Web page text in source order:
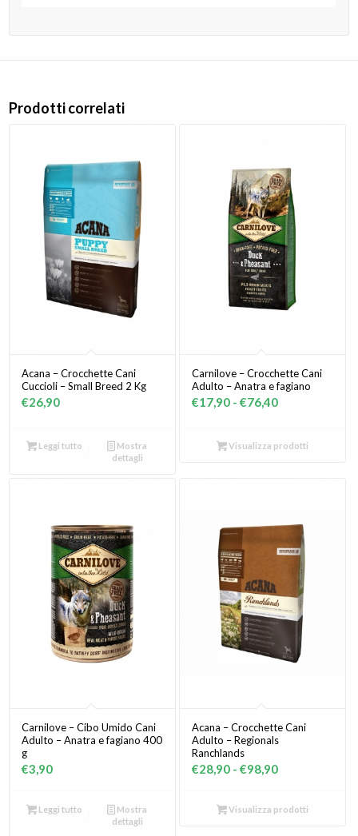
Prodotti correlati
Acana – Crocchette Cani
Cuccioli – Small Breed 2 Kg
€26,90
Leggi tutto
Mostra
dettagli
Carnilove – Crocchette Cani
Adulto – Anatra e fagiano
€17,90 - €76,40Fascia
prezzo:
Visualizza prodotti
Carnilove – Cibo Umido Cani
Adulto – Anatra e fagiano 400
g
€3,90
Leggi tutto
Mostra
dettagli
Acana – Crocchette Cani
Adulto – Regionals
Ranchlands
€28,90 - €98,90Fascia
prezzo:
Visualizza prodotti